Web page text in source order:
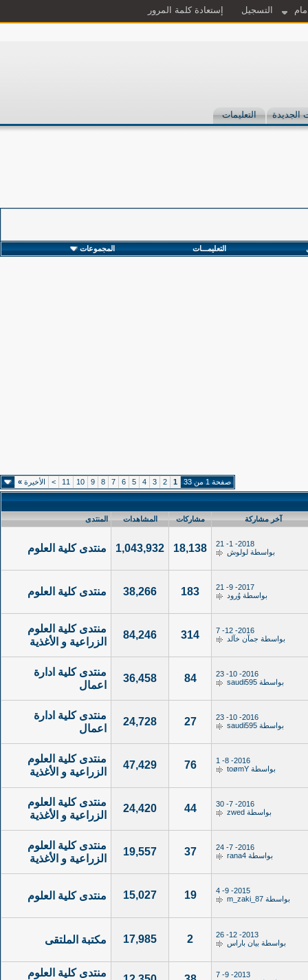
التسجيل إستعادة كلمة المرور
الجديدة التعليمات
التعليمـــات المجموعات
صفحة 1 من 33 1
2
3
4
5
6
7
8
9
10
11
> الأخيرة »
آخر مشاركة مشاركات المشاهدات المنتدى
2018- 1- 21
بواسطة لولوش 18,138
1,043,932 منتدى كلية العلوم
2017- 9- 21
بواسطة وُرود 183
38,266 منتدى كلية العلوم
2016- 12- 7
بواسطة جمآن خآلد 314
84,246
منتدى كلية العلوم
الزراعية و الأغذية
2016- 10- 23
بواسطة saudi595
84
36,458
منتدى كلية ادارة
اعمال
2016- 10- 23
بواسطة saudi595
27
24,728
منتدى كلية ادارة
اعمال
2016- 8- 1
بواسطة toømY
76
47,429
منتدى كلية العلوم
الزراعية و الأغذية
2016- 7- 30
بواسطة zwed
44
24,420
منتدى كلية العلوم
الزراعية و الأغذية
2016- 7- 24
بواسطة rana4
37
19,557
منتدى كلية العلوم
الزراعية و الأغذية
2015- 9- 4
بواسطة m_zaki_87
19
15,027 منتدى كلية العلوم
2013- 12- 26
بواسطة بيان باراس 2
17,985 مكتبة الملتقى
2013- 9- 7
منتدى كلية العلوم